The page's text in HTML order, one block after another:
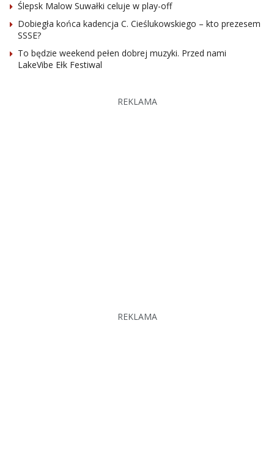
Ślepsk Malow Suwałki celuje w play-off
Dobiegła końca kadencja C. Cieślukowskiego – kto prezesem
SSSE?
To będzie weekend pełen dobrej muzyki. Przed nami
LakeVibe Ełk Festiwal
REKLAMA
REKLAMA